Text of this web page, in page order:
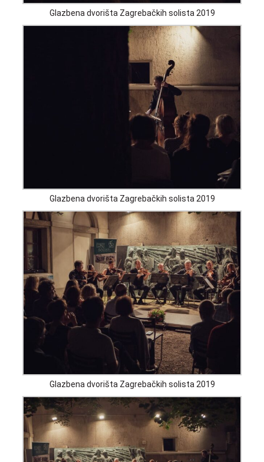
Glazbena dvorišta Zagrebačkih solista 2019
Glazbena dvorišta Zagrebačkih solista 2019
Glazbena dvorišta Zagrebačkih solista 2019